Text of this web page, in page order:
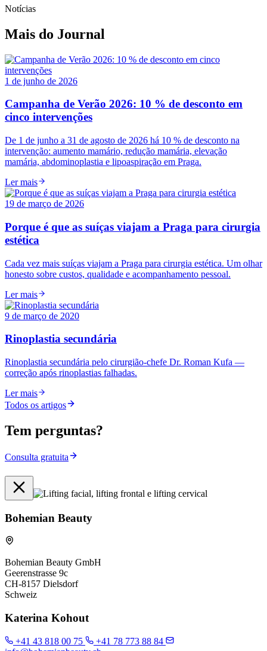
Notícias
Mais do Journal
1 de junho de 2026
Campanha de Verão 2026: 10 % de desconto em
cinco intervenções
De 1 de junho a 31 de agosto de 2026 há 10 % de desconto na
intervenção: aumento mamário, redução mamária, elevação
mamária, abdominoplastia e lipoaspiração em Praga.
Ler mais
19 de março de 2026
Porque é que as suíças viajam a Praga para cirurgia
estética
Cada vez mais suíças viajam a Praga para cirurgia estética. Um olhar
honesto sobre custos, qualidade e acompanhamento pessoal.
Ler mais
9 de março de 2020
Rinoplastia secundária
Rinoplastia secundária pelo cirurgião-chefe Dr. Roman Kufa —
correção após rinoplastias falhadas.
Ler mais
Todos os artigos
Tem perguntas?
Consulta gratuita
Bohemian Beauty
Bohemian Beauty GmbH
Geerenstrasse 9c
CH-8157 Dielsdorf
Schweiz
Katerina Kohout
+41 43 818 00 75
+41 78 773 88 84